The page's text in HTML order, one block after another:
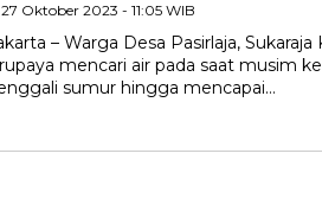
Oktober 2023 - 11:05 WIB
– Warga Desa Pasirlaja, Sukaraja
mencari air pada saat musim
sumur hingga mencapai…